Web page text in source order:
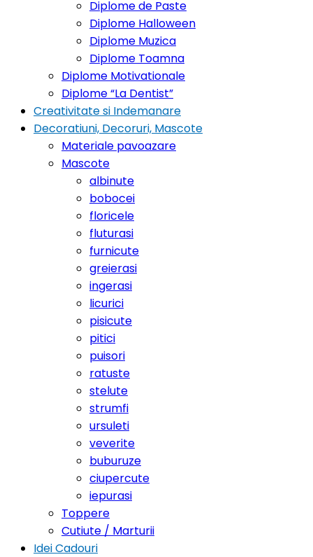
Diplome de Paste
Diplome Halloween
Diplome Muzica
Diplome Toamna
Diplome Motivationale
Diplome “La Dentist”
Creativitate si Indemanare
Decoratiuni, Decoruri, Mascote
Materiale pavoazare
Mascote
albinute
bobocei
floricele
fluturasi
furnicute
greierasi
ingerasi
licurici
pisicute
pitici
puisori
ratuste
stelute
strumfi
ursuleti
veverite
buburuze
ciupercute
iepurasi
Toppere
Cutiute / Marturii
Idei Cadouri